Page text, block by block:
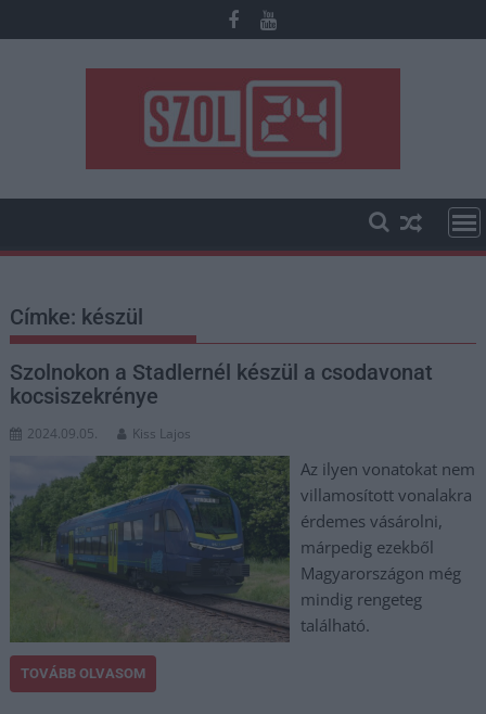
to
Címke: készül
Szolnokon a Stadlernél készül a csodavonat
kocsiszekrénye
2024.09.05. Kiss Lajos
Az ilyen vonatokat nem
villamosított vonalakra
érdemes vásárolni,
márpedig ezekből
Magyarországon még
mindig rengeteg
található.
TOVÁBB OLVASOM